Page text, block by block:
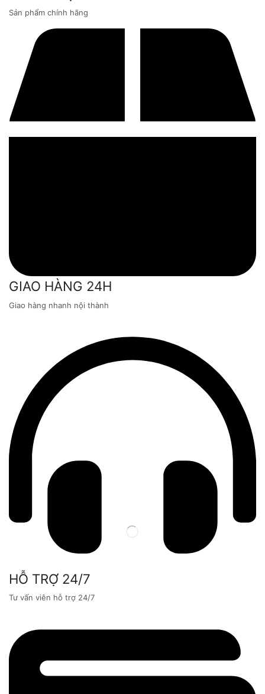
Sản phẩm chính hãng
GIAO HÀNG 24H
Giao hàng nhanh nội thành
HỖ TRỢ 24/7
Tư vấn viên hỗ trợ 24/7